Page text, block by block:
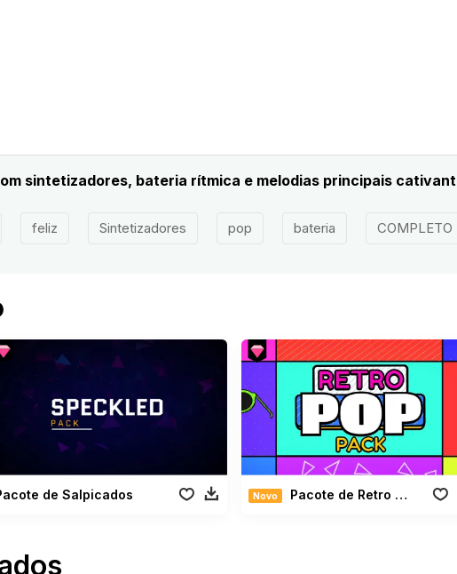
sintetizadores, bateria rítmica e melodias principais
feliz Sintetizadores pop bateria COMPLETO
de Salpicados Novo Pacote de Retro Pop